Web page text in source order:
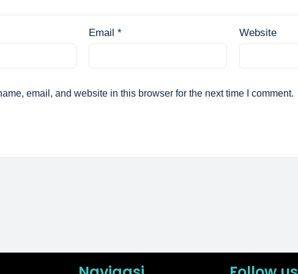
Email * Website
email, and website in this browser for the next time I comment.